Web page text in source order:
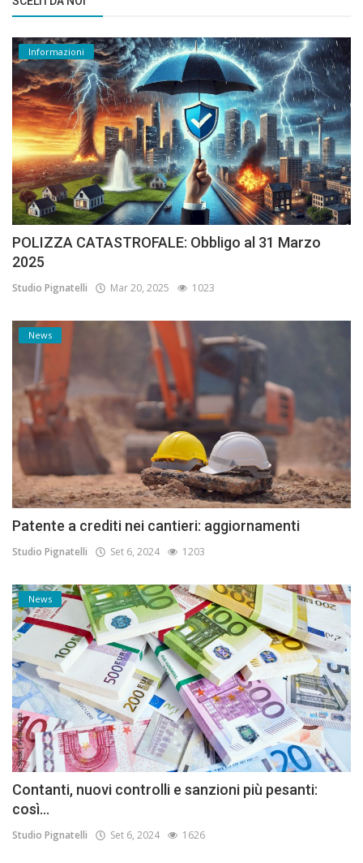
Informazioni
POLIZZA CATASTROFALE: Obbligo al 31 Marzo
2025
Studio Pignatelli Mar 20, 2025 1023
News
Patente a crediti nei cantieri: aggiornamenti
Studio Pignatelli Set 6, 2024 1203
News
Contanti, nuovi controlli e sanzioni più pesanti:
così...
Studio Pignatelli Set 6, 2024 1626